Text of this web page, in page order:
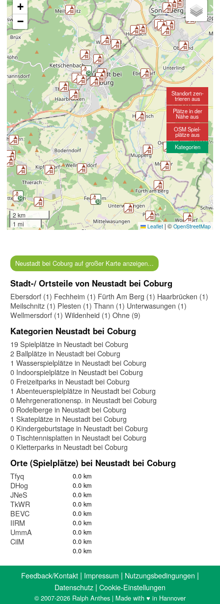
+
−
2 km
1 mi
Leaflet | © OpenStreetMap
Standort zen-
trieren aus
Plätze in der
Nähe aus
OSM Spiel-
plätze aus
Kategorien
Neustadt bei Coburg auf großer Karte anzeigen...
Stadt-/ Ortsteile von Neustadt bei Coburg
Ebersdorf (1) Fechheim (1) Fürth Am Berg (1) Haarbrücken (1)
Meilschnitz (1) Plesten (1) Thann (1) Unterwasungen (1)
Wellmersdorf (1) Wildenheid (1) Ohne (9)
Kategorien Neustadt bei Coburg
19 Spielplätze in Neustadt bei Coburg
2 Ballplätze in Neustadt bei Coburg
1 Wasserspielplätze in Neustadt bei Coburg
0 Indoorspielplätze in Neustadt bei Coburg
0 Freizeitparks in Neustadt bei Coburg
1 Abenteuerspielplätze in Neustadt bei Coburg
0 Mehrgenerationensp. in Neustadt bei Coburg
0 Rodelberge in Neustadt bei Coburg
1 Skateplätze in Neustadt bei Coburg
0 Kindergeburtstage in Neustadt bei Coburg
0 Tischtennisplatten in Neustadt bei Coburg
0 Kletterparks in Neustadt bei Coburg
Orte (Spielplätze) bei Neustadt bei Coburg
Tfyq
0.0 km
0.0 km
DHog
0.0 km
JNeS
0.0 km
TkWR
0.0 km
BEVC
0.0 km
IIRM
0.0 km
UmmA
0.0 km
CilM
0.0 km
Feedback/Kontakt | Impressum | Nutzungsbedingungen |
Datenschutz | Cookie-Einstellungen
© 2007-2026 Ralph Anthes | Made with ♥ in Hannover